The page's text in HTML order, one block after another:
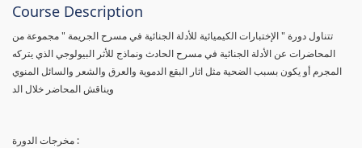
Course Description
تتناول دورة " الإختبارات الكيميائية للأدلة الجنائية في مسرح الجريمة " مجموعة من
المحاضرات عن الأدلة الجنائية في مسرح الحادث ونماذج للأثر البيولوجي الذي يتركه
المجرم أو يكون بسبب الضحية مثل اثار البقع الدموية والعرق والشعر والسائل المنوي
ويناقش المحاضر خلال الد
مخرجات الدورة :